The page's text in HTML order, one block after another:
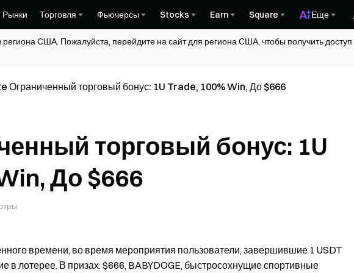
Рынки Торговля Фьючерсы Stocks Earn Square Еще
региона США. Пожалуйста, перейдите на сайт для региона США, чтобы получить
Ограниченный торговый бонус: 1U Trade, 100% Win, До $666
торговый бонус: 1U
До $666
времени, во время мероприятия пользователи, завершившие 1 USDT
в лотерее. В призах: $666, BABYDOGE, быстросохнущие спортивные